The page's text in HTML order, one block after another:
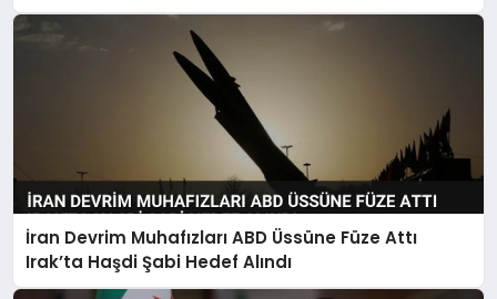
İran Devrim Muhafızları ABD Üssüne Füze Attı
Irak’ta Haşdi Şabi Hedef Alındı